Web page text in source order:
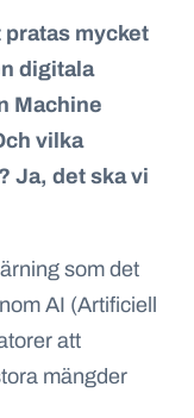
pratas mycket
digitala
Machine
vilka
Ja, det ska vi
som det
AI (Artificiell
att
mängder